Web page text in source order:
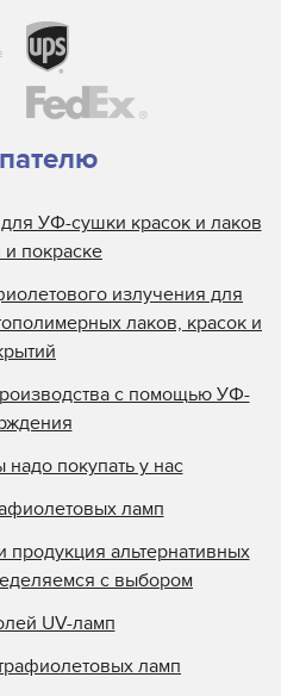
УФ-сушки красок и лаков
и покраске
излучения для
лаков, красок и
с помощью УФ-
покупать у нас
ламп
альтернативных
с выбором
UV-ламп
ламп